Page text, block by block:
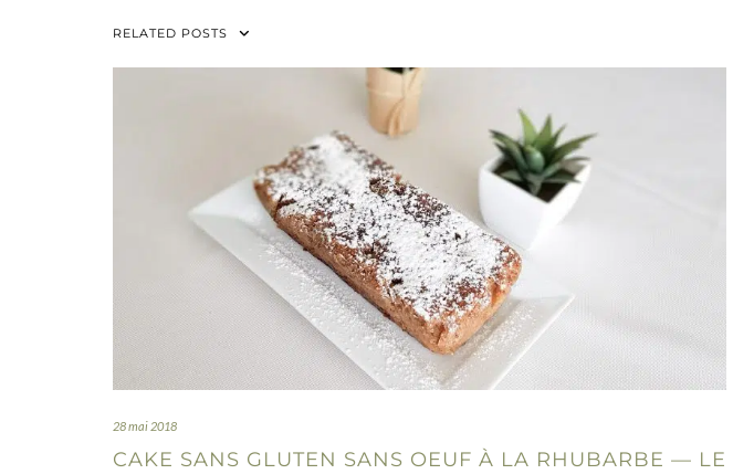
RELATED POSTS
28 mai 2018
CAKE SANS GLUTEN SANS OEUF À LA RHUBARBE — LE